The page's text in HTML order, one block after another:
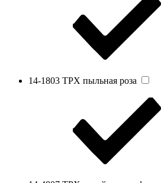
14-1803 TPX пыльная роза